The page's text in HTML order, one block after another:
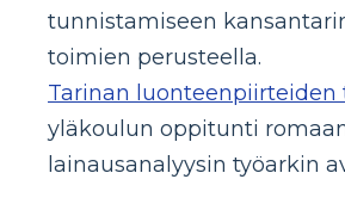
tunnistamiseen
toimien perusteella.
Tarinan
yläkoulun oppitunti
lainausanalyysin työarkin